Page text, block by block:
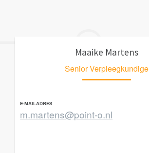
Maaike Martens
Senior Verpleegkundige
E-MAILADRES
m.martens@point-o.nl